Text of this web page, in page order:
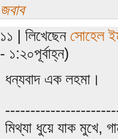
জবাব
১১ | লিখেছেন সোহেল
- ১:২০পূর্বাহ্ন)
ধন্যবাদ এক লহমা।
মিথ্যা ধুয়ে যাক মুখে,